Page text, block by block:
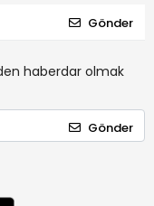
Gönder
haberdar olmak
Gönder